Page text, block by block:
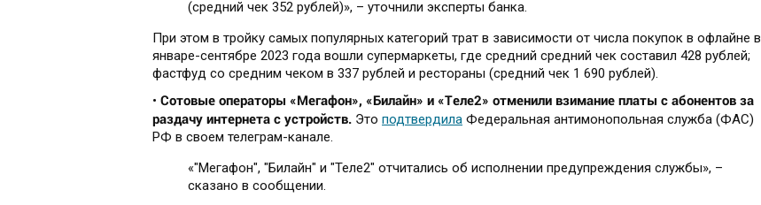
(средний чек 352 рублей)», – уточнили эксперты банка.
При этом в тройку самых популярных категорий трат в зависимости от числа покупок в офлайне в
январе-сентябре 2023 года вошли супермаркеты, где средний средний чек составил 428 рублей;
фастфуд со средним чеком в 337 рублей и рестораны (средний чек 1 690 рублей).
• Сотовые операторы «Мегафон», «Билайн» и «Теле2» отменили взимание платы с абонентов за
раздачу интернета с устройств. Это подтвердила Федеральная антимонопольная служба (ФАС)
РФ в своем телеграм-канале.
«"Мегафон", "Билайн" и "Теле2" отчитались об исполнении предупреждения службы», –
сказано в сообщении.